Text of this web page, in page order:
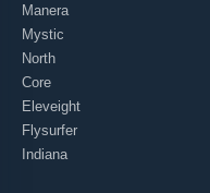
Manera
Mystic
North
Core
Eleveight
Flysurfer
Indiana